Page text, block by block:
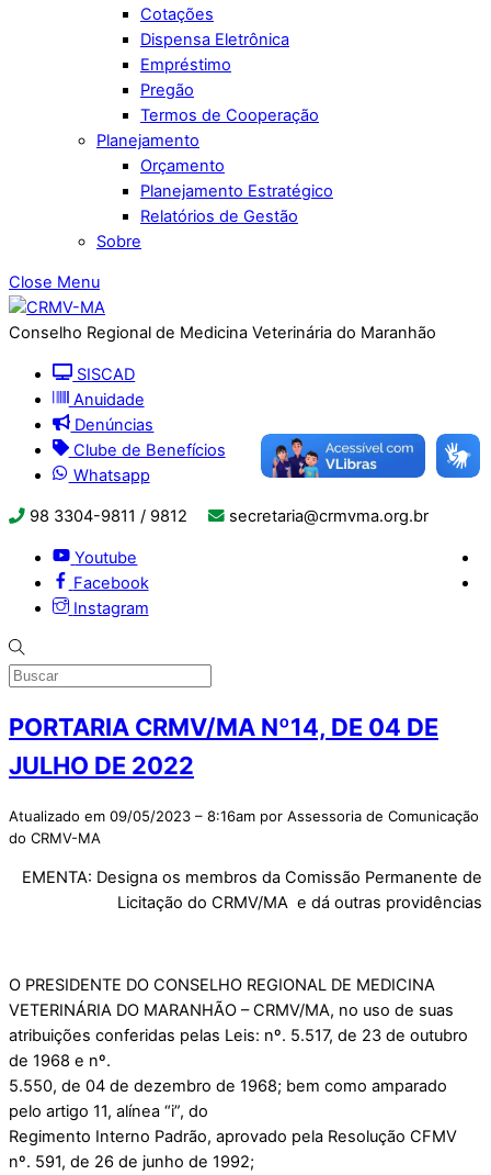
Cotações
Dispensa Eletrônica
Empréstimo
Pregão
Termos de Cooperação
Planejamento
Orçamento
Planejamento Estratégico
Relatórios de Gestão
Sobre
Close Menu
Conselho Regional de Medicina Veterinária do Maranhão
SISCAD
Anuidade
Denúncias
Clube de Benefícios
Whatsapp
98 3304-9811 / 9812 secretaria@crmvma.org.br
Youtube
Facebook
Instagram
PORTARIA CRMV/MA Nº14, DE 04 DE
JULHO DE 2022
Atualizado em 09/05/2023 – 8:16am por Assessoria de Comunicação
do CRMV-MA
EMENTA: Designa os membros da Comissão Permanente de
Licitação do CRMV/MA e dá outras providências
O PRESIDENTE DO CONSELHO REGIONAL DE MEDICINA
VETERINÁRIA DO MARANHÃO – CRMV/MA, no uso de suas
atribuições conferidas pelas Leis: nº. 5.517, de 23 de outubro
de 1968 e nº.
5.550, de 04 de dezembro de 1968; bem como amparado
pelo artigo 11, alínea “i”, do
Regimento Interno Padrão, aprovado pela Resolução CFMV
nº. 591, de 26 de junho de 1992;